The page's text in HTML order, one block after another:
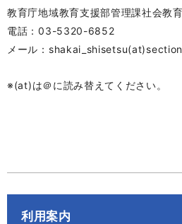
教育庁地域教育支援部管理課社会教
電話：03-5320-6852
メール：shakai_shisetsu(at)
※(at)は＠に読み替えてください。
利用案内